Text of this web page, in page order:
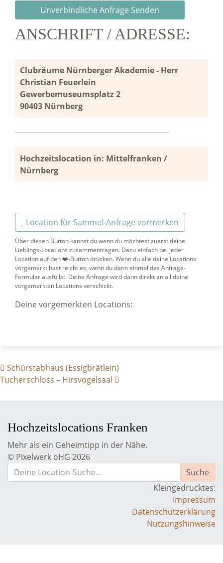
ANSCHRIFT / ADRESSE:
Clubräume Nürnberger Akademie - Herr
Christian Feuerlein
Gewerbemuseumsplatz 2
90403 Nürnberg
Hochzeitslocation in: Mittelfranken /
Nürnberg
Location für Sammel-Anfrage vormerken
Über diesen Button kannst du wenn du möchtest zuerst deine
Lieblings-Locations zusammentragen. Dazu einfach bei jeder
Location auf den ❤️-Button drücken. Wenn du alle deine Locations
vorgemerkt hast reicht es, wenn du dann einmal das Anfrage-
Formular ausfüllst. Deine Anfrage wird dann direkt an all deine
vorgemerkten Locations verschickt.
Deine vorgemerkten Locations:
BEITRAGS- NAVIGATION
Schürstabhaus (Essigbrätlein)
Tucherschloss – Hirsvogelsaal
Hochzeitslocations Franken
Mehr als ein Geheimtipp in der Nähe.
© Pixelwerk oHG 2026
Kleingedrucktes:
Impressum
Datenschutzerklärung
Nutzungshinweise